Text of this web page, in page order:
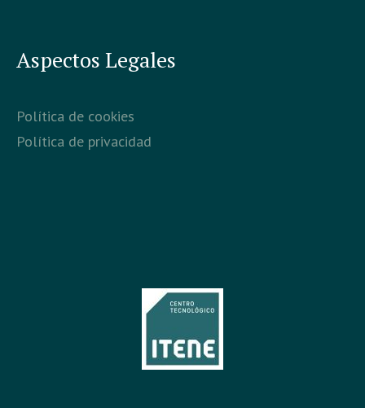
Aspectos Legales
Política de cookies
Política de privacidad